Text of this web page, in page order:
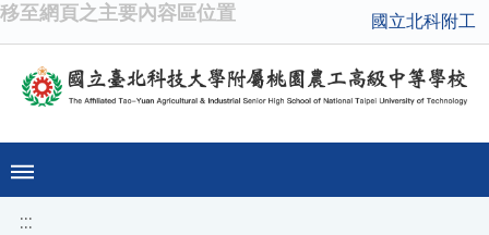
移至網頁之主要內容區位置 國立北科附工
:::